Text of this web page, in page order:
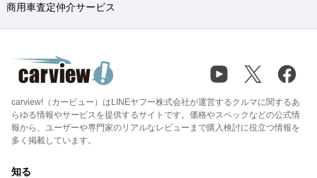
商用車査定仲介サービス
carview!（カービュー）はLINEヤフー株式会社が運営するクルマに関するあ
らゆる情報やサービスを提供するサイトです。価格やスペックなどの公式情
報から、ユーザーや専門家のリアルなレビューまで購入検討に役立つ情報を
多く掲載しています。
知る